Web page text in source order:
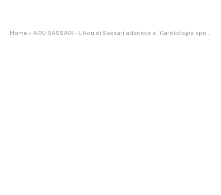
Home » AOU SASSARI – L’Aou di Sassari aderisce a “Cardiologie aperte 2026”